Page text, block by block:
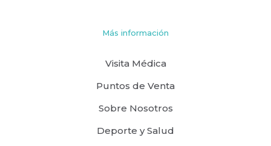
Más información
Visita Médica
Puntos de Venta
Sobre Nosotros
Deporte y Salud